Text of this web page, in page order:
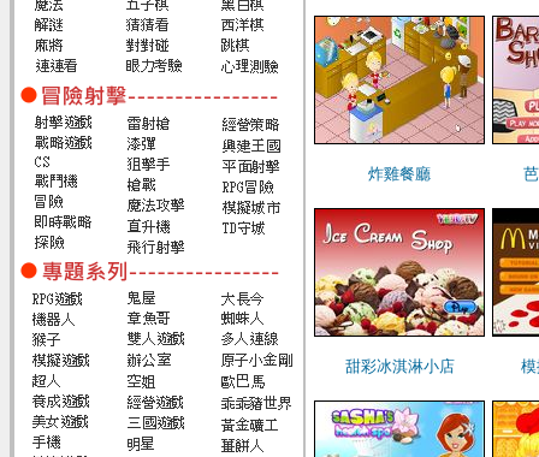
炸雞餐廳
甜彩冰淇淋小店